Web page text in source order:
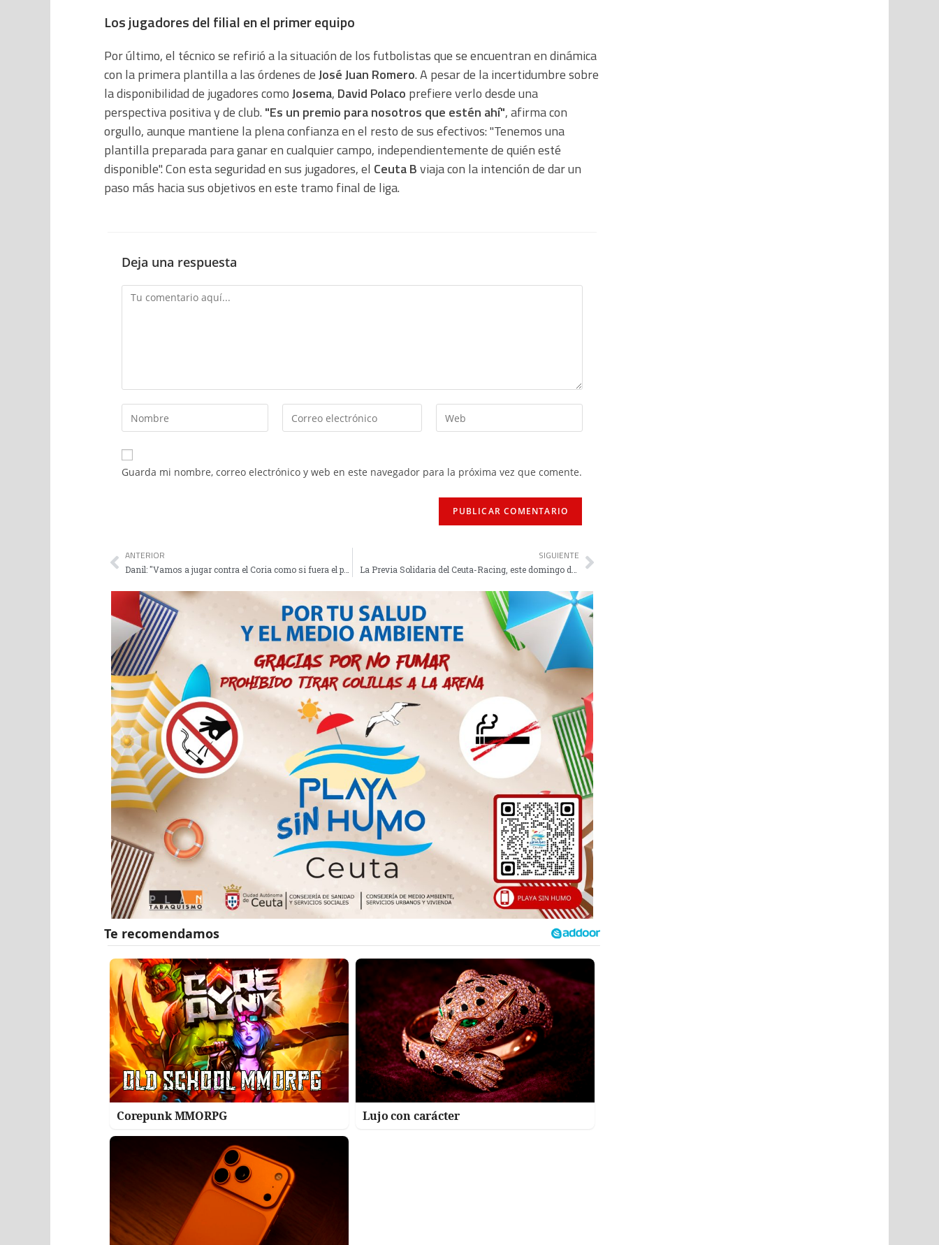
Los jugadores del filial en el primer equipo
Por último, el técnico se refirió a la situación de los futbolistas que se encuentran en dinámica
con la primera plantilla a las órdenes deJosé Juan Romero. A pesar de la incertidumbre sobre
la disponibilidad de jugadores comoJosema, David Polaco prefiere verlo desde una
perspectiva positiva y de club. "Es un premio para nosotros que estén ahí", afirma con
orgullo, aunque mantiene la plena confianza en el resto de sus efectivos: "Tenemos una
plantilla preparada para ganar en cualquier campo, independientemente de quién esté
disponible". Con esta seguridad en sus jugadores, el Ceuta Bviaja con la intención de dar un
paso más hacia sus objetivos en este tramo final de liga.
Deja una respuesta
Guarda mi nombre, correo electrónico y web en este navegador para la próxima vez que comente.
ANTERIOR
Danil: "Vamos a jugar contra el Coria como si fuera el primero en la clasificación"
SIGUIENTE
Corepunk MMORPG Lujo con carácter